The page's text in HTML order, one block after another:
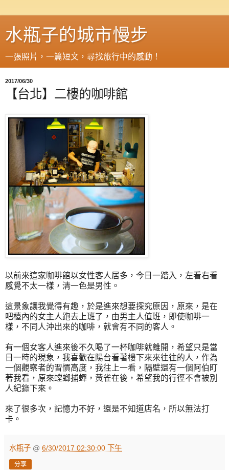
水瓶子的城市慢步
一張照片，一篇短文，尋找旅行中的感動！
2017/06/30
【台北】二樓的咖啡館
以前來這家咖啡館以女性客人居多，今日一踏入，左看右看
感覺不太一樣，清一色是男性。
這景象讓我覺得有趣，於是進來想要探究原因，原來，是在
吧檯內的女主人跑去上班了，由男主人值班，即使咖啡一
樣，不同人沖出來的咖啡，就會有不同的客人。
有一個女客人進來後不久喝了一杯咖啡就離開，希望只是當
日一時的現象，我喜歡在陽台看著樓下來來往往的人，作為
一個觀察者的習慣高度，我往上一看，隔壁還有一個阿伯盯
著我看，原來螳螂捕蟬，黃雀在後，希望我的行徑不會被別
人紀錄下來。
來了很多次，記憶力不好，還是不知道店名，所以無法打
卡。
水瓶子 @ 6/30/2017 02:30:00 下午
分享